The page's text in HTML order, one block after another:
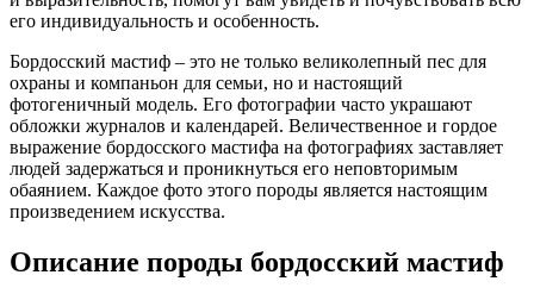
его индивидуальность и особенность.
Бордосский мастиф – это не только великолепный пес для
охраны и компаньон для семьи, но и настоящий
фотогеничный модель. Его фотографии часто украшают
обложки журналов и календарей. Величественное и гордое
выражение бордосского мастифа на фотографиях заставляет
людей задержаться и проникнуться его неповторимым
обаянием. Каждое фото этого породы является настоящим
произведением искусства.
Описание породы бордосский мастиф